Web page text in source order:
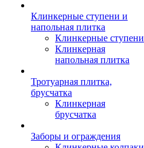
Клинкерные ступени и
напольная плитка
Клинкерные ступени
Клинкерная
напольная плитка
Тротуарная плитка,
брусчатка
Клинкерная
брусчатка
Заборы и ограждения